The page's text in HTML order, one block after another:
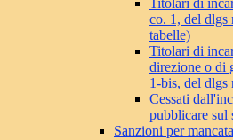
Titolari di
co. 1, del dlgs
tabelle)
Titolari di
direzione o di
1-bis, del dlgs
Cessati
pubblicare sul
Sanzioni per